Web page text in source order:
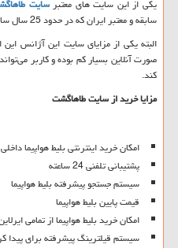
یکی از این سایت های معتبرسایت
سابقه و معتبر ایران که در حدود 25 سال سابقه در زمینه ارائه خدمات گردشگری دارد.
البته یکی از مزایای سایت این آژانس
صورت آنلاین بسیار کم بوده و کاربر
کند.
مزایا خرید از سایت طاهاگشت
امکان خرید اینترنتی بلیط هواپیما داخلی و
پشتیبانی تلفنی 24 ساعته
سیستم جستجو پیشرفته بلیط هواپیما
قیمت پایین بلیط هواپیما
امکان خرید بلیط هواپیما از تمامی
سیستم قیلترینگ پیشرفته برای پیدا